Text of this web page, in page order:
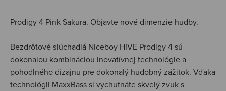
Prodigy 4 Pink Sakura. Objavte nové dimenzie hudby.
Bezdrôtové slúchadlá Niceboy HIVE Prodigy 4 sú
dokonalou kombináciou inovatívnej technológie a
pohodlného dizajnu pre dokonalý hudobný zážitok. Vďaka
technológii MaxxBass si vychutnáte skvelý zvuk s